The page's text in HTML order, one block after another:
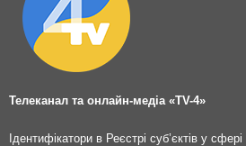
Телеканал та онлайн-медіа «TV-4»
Ідентифікатори в Реєстрі суб’єктів у